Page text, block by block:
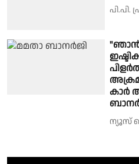
പി.പി.
"ഞാൻ
കാർ
ന്യൂസ്